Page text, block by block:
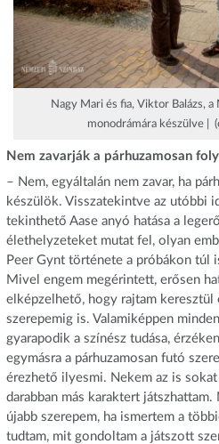
Nagy Mari és fia, Viktor Balázs,
monodrámára készülve |
Nem zavarják a párhuzamosan
– Nem, egyáltalán nem zavar, ha
készülök. Visszatekintve az utóbbi
tekinthető Aase anyó hatása a
élethelyzeteket mutat fel, olyan
Peer Gynt története a próbákon túl
Mivel engem megérintett, erősen
elképzelhető, hogy rajtam
szerepemig is. Valamiképpen
gyarapodik a színész tudása,
egymásra a párhuzamosan futó
érezhető ilyesmi. Nekem az is
darabban más karaktert
újabb szerepem, ha ismertem a
tudtam, mit gondoltam a játszott